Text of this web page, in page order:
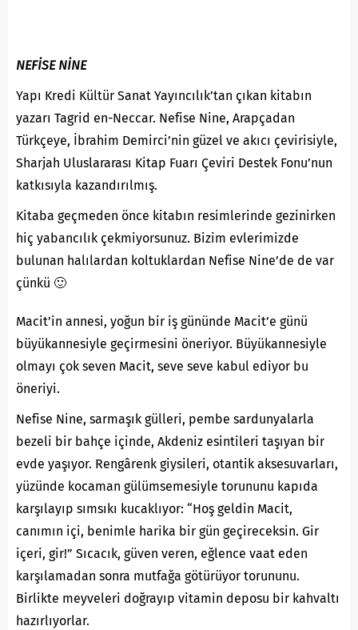
NEFİSE NİNE
Yapı Kredi Kültür Sanat Yayıncılık’tan çıkan kitabın
yazarı Tagrid en-Neccar. Nefise Nine, Arapçadan
Türkçeye, İbrahim Demirci’nin güzel ve akıcı çevirisiyle,
Sharjah Uluslararası Kitap Fuarı Çeviri Destek Fonu’nun
katkısıyla kazandırılmış.
Kitaba geçmeden önce kitabın resimlerinde gezinirken
hiç yabancılık çekmiyorsunuz. Bizim evlerimizde
bulunan halılardan koltuklardan Nefise Nine’de de var
çünkü 🙂
Macit’in annesi, yoğun bir iş gününde Macit’e günü
büyükannesiyle geçirmesini öneriyor. Büyükannesiyle
olmayı çok seven Macit, seve seve kabul ediyor bu
öneriyi.
Nefise Nine, sarmaşık gülleri, pembe sardunyalarla
bezeli bir bahçe içinde, Akdeniz esintileri taşıyan bir
evde yaşıyor. Rengârenk giysileri, otantik aksesuvarları,
yüzünde kocaman gülümsemesiyle torununu kapıda
karşılayıp sımsıkı kucaklıyor: “Hoş geldin Macit,
canımın içi, benimle harika bir gün geçireceksin. Gir
içeri, gir!” Sıcacık, güven veren, eğlence vaat eden
karşılamadan sonra mutfağa götürüyor torununu.
Birlikte meyveleri doğrayıp vitamin deposu bir kahvaltı
hazırlıyorlar.